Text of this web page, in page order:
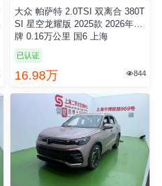
大众 帕萨特 2.0TSI 双离合 380T
SI 星空龙耀版 2025款 2026年上
牌 0.16万公里 国6 上海
已认证
16.98万 844